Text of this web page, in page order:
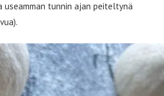
useamman tunnin ajan peiteltynä